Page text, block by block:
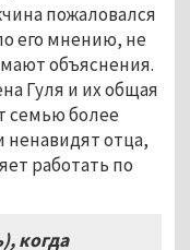
пожаловался
его мнению, не
объяснения.
Гуля и их общая
семью более
ненавидят отца,
работать по
когда